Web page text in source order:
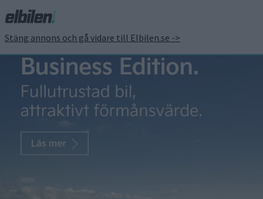
Stäng annons och gå vidare till Elbilen.se ->